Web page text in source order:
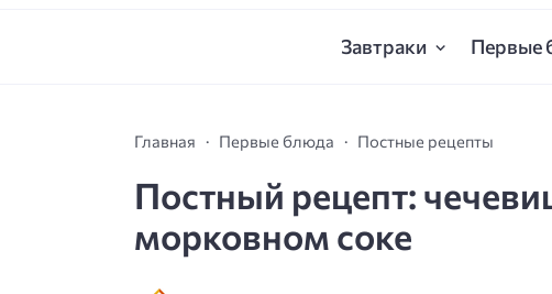
Завтраки Первые
Главная Первые блюда Постные рецепты
Постный рецепт:
морковном соке